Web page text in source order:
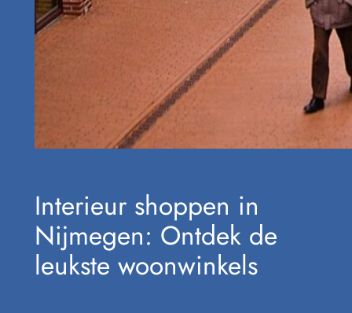
Interieur shoppen in
Nijmegen: Ontdek de
leukste woonwinkels